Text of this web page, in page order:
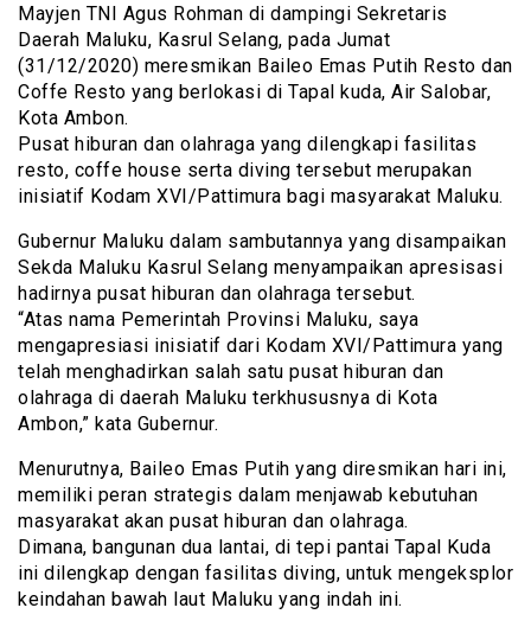
Mayjen TNI Agus Rohman di dampingi Sekretaris
Daerah Maluku, Kasrul Selang, pada Jumat
(31/12/2020) meresmikan Baileo Emas Putih Resto dan
Coffe Resto yang berlokasi di Tapal kuda, Air Salobar,
Kota Ambon.
Pusat hiburan dan olahraga yang dilengkapi fasilitas
resto, coffe house serta diving tersebut merupakan
inisiatif Kodam XVI/Pattimura bagi masyarakat Maluku.
Gubernur Maluku dalam sambutannya yang disampaikan
Sekda Maluku Kasrul Selang menyampaikan apresisasi
hadirnya pusat hiburan dan olahraga tersebut.
“Atas nama Pemerintah Provinsi Maluku, saya
mengapresiasi inisiatif dari Kodam XVI/Pattimura yang
telah menghadirkan salah satu pusat hiburan dan
olahraga di daerah Maluku terkhususnya di Kota
Ambon,” kata Gubernur.
Menurutnya, Baileo Emas Putih yang diresmikan hari ini,
memiliki peran strategis dalam menjawab kebutuhan
masyarakat akan pusat hiburan dan olahraga.
Dimana, bangunan dua lantai, di tepi pantai Tapal Kuda
ini dilengkap dengan fasilitas diving, untuk mengeksplor
keindahan bawah laut Maluku yang indah ini.